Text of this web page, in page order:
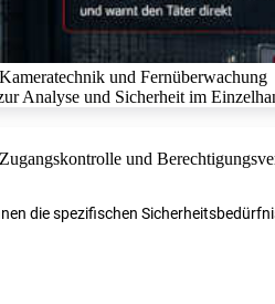
die spezifischen